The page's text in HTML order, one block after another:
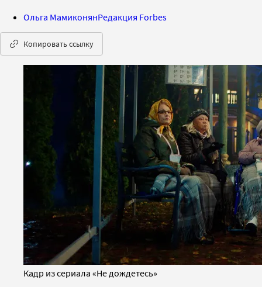
Ольга МамиконянРедакция Forbes
Копировать ссылку
Кадр из сериала «Не дождетесь»